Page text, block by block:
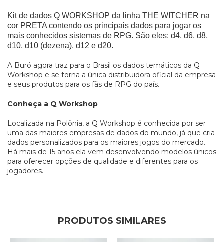
Kit de dados Q WORKSHOP da linha THE WITCHER na
cor PRETA contendo os principais dados para jogar os
mais conhecidos sistemas de RPG. São eles: d4, d6, d8,
d10, d10 (dezena), d12 e d20.
A Buró agora traz para o Brasil os dados temáticos da Q
Workshop e se torna a única distribuidora oficial da empresa
e seus produtos para os fãs de RPG do país.
Conheça a Q Workshop
Localizada na Polônia, a Q Workshop é conhecida por ser
uma das maiores empresas de dados do mundo, já que cria
dados personalizados para os maiores jogos do mercado.
Há mais de 15 anos ela vem desenvolvendo modelos únicos
para oferecer opções de qualidade e diferentes para os
jogadores.
PRODUTOS SIMILARES